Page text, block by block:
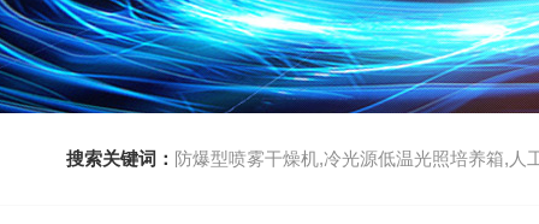
搜索关键词： 防爆型喷雾干燥机,冷光源低温光照培养箱,人